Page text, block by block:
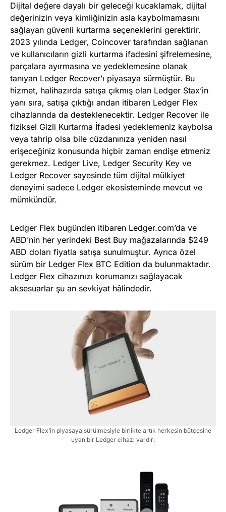
Dijital değere dayalı bir geleceği kucaklamak, dijital
değerinizin veya kimliğinizin asla kaybolmamasını
sağlayan güvenli kurtarma seçeneklerini gerektirir.
2023 yılında Ledger, Coincover tarafından sağlanan
ve kullanıcıların gizli kurtarma ifadesini şifrelemesine,
parçalara ayırmasına ve yedeklemesine olanak
tanıyan Ledger Recover’ı piyasaya sürmüştür. Bu
hizmet, halihazırda satışa çıkmış olan Ledger Stax’in
yanı sıra, satışa çıktığı andan itibaren Ledger Flex
cihazlarında da desteklenecektir. Ledger Recover ile
fiziksel Gizli Kurtarma İfadesi yedeklemeniz kaybolsa
veya tahrip olsa bile cüzdanınıza yeniden nasıl
erişeceğiniz konusunda hiçbir zaman endişe etmeniz
gerekmez. Ledger Live, Ledger Security Key ve
Ledger Recover sayesinde tüm dijital mülkiyet
deneyimi sadece Ledger ekosisteminde mevcut ve
mümkündür.
Ledger Flex bugünden itibaren Ledger.com’da ve
ABD’nin her yerindeki Best Buy mağazalarında $249
ABD doları fiyatla satışa sunulmuştur. Ayrıca özel
sürüm bir Ledger Flex BTC Edition da bulunmaktadır.
Ledger Flex cihazınızı korumanızı sağlayacak
aksesuarlar şu an sevkiyat hâlindedir.
Ledger Flex’in piyasaya sürülmesiyle birlikte artık herkesin bütçesine
uyan bir Ledger cihazı vardır: